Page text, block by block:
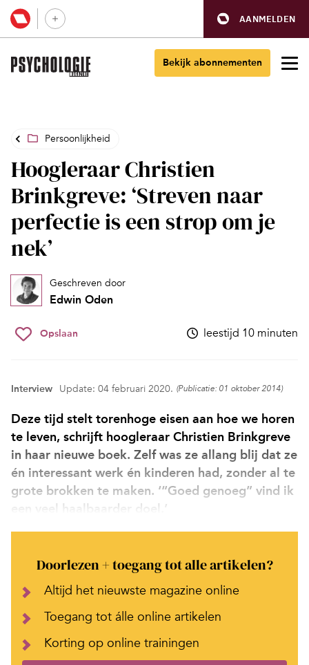
AANMELDEN
Bekijk abonnementen
Persoonlijkheid
Hoogleraar Christien
Brinkgreve: ‘Streven naar
perfectie is een strop om je
nek’
Geschreven door
Edwin Oden
Opslaan leestijd 10 minuten
Interview Update: 04 februari 2020. (Publicatie: 01 oktober 2014)
Deze tijd stelt torenhoge eisen aan hoe we horen
te leven, schrijft hoogleraar Christien Brinkgreve
in haar nieuwe boek. Zelf was ze allang blij dat ze
én interessant werk én kinderen had, zonder al te
grote brokken te maken. ‘“Goed genoeg” vind ik
een veel haalbaarder doel.’
Doorlezen + toegang tot alle artikelen?
Altijd het nieuwste magazine online
Toegang tot álle online artikelen
Korting op online trainingen